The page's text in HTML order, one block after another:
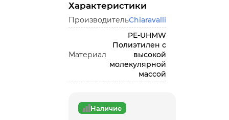
Характеристики
ПроизводительChiaravalli
Материал
PE-UHMW
Полиэтилен с
высокой
молекулярной
массой
Наличие